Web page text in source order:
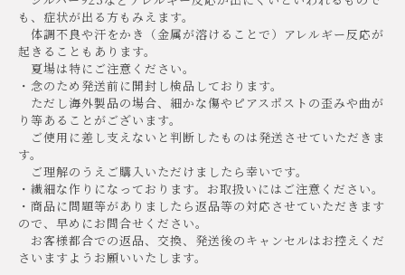
も、症状が出る方もみえます。
体調不良や汗をかき（金属が溶けることで）アレルギー反応が
起きることもあります。
夏場は特にご注意ください。
・念のため発送前に開封し検品しております。
ただし海外製品の場合、細かな傷やピアスポストの歪みや曲が
り等あることがございます。
ご使用に差し支えないと判断したものは発送させていただきま
す。
ご理解のうえご購入いただけましたら幸いです。
・繊細な作りになっております。お取扱いにはご注意ください。
・商品に問題等がありましたら返品等の対応させていただきます
ので、早めにお問合せください。
お客様都合での返品、交換、発送後のキャンセルはお控えくだ
さいますようお願いいたします。